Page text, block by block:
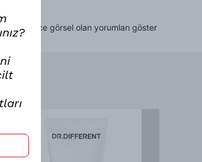
Sadece görsel olan yorumları göster